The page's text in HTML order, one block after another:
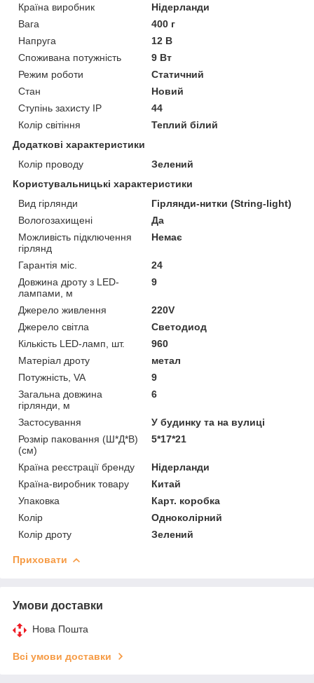
Країна виробник
Нідерланди
Вага
400 г
Напруга
12 В
Споживана потужність
9 Вт
Режим роботи
Статичний
Стан
Новий
Ступінь захисту IP
44
Колір світіння
Теплий білий
Додаткові характеристики
Колір проводу
Зелений
Користувальницькі характеристики
Вид гірлянди
Гірлянди-нитки (String-light)
Вологозахищені
Да
Можливість підключення
гірлянд
Немає
Гарантія міс.
24
Довжина дроту з LED-
лампами, м
9
Джерело живлення
220V
Джерело світла
Светодиод
Кількість LED-ламп, шт.
960
Матеріал дроту
метал
Потужність, VA
9
Загальна довжина
гірлянди, м
6
Застосування
У будинку та на вулиці
Розмір паковання (Ш*Д*В)
(см)
5*17*21
Країна реєстрації бренду
Нідерланди
Країна-виробник товару
Китай
Упаковка
Карт. коробка
Колір
Одноколірний
Колір дроту
Зелений
Приховати
Умови доставки
Нова Пошта
Всі умови доставки